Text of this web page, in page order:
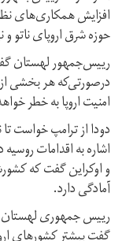
افزایش همکاری‌های
حوزه شرق اروپای ناتو
رییس‌جمهور لهستان
درصورتی‌که هر بخشی از
امنیت اروپا به خطر
دودا از ترامپ خواست تا
اشاره به اقدامات
و اوکراین گفت که
آمادگی دارد.
رییس جمهوری لهستان